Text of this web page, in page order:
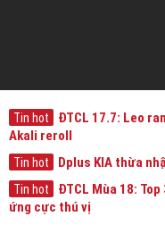
Tin hot
ĐTCL 17.7: Leo
Akali reroll
Tin hot Dplus KIA thừa
Tin hot
ĐTCL Mùa 18:
ứng cực thú vị